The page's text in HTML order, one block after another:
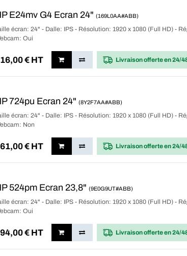
E24mv G4 Ecran 24" (169L0AA#ABB)
écran: 24" - Dalle: IPS - Résolution: 1920 x 1080 (Full HD) -
Oui
€ HT Livraison offerteen 24/
724pu Ecran 24" (8Y2F7AA#ABB)
écran: 24" - Dalle: IPS - Résolution: 1920 x 1080 (Full HD) -
Non
€ HT Livraison offerteen 24/
524pm Ecran 23,8" (9E0G9UT#ABB)
écran: 24" - Dalle: IPS - Résolution: 1920 x 1080 (Full HD) -
Oui
€ HT Livraison offerteen 24/